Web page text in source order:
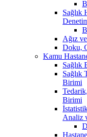
Sağlık
Ağız
Doku,
Kamu
Sağlık
Sağlık
Birimi
Birimi
Analiz